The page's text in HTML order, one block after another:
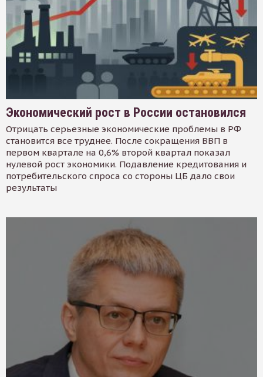
Экономический рост в России остановился
Отрицать серьезные экономические проблемы в РФ
становится все труднее. После сокращения ВВП в
первом квартале на 0,6% второй квартал показал
нулевой рост экономики. Подавление кредитования и
потребительского спроса со стороны ЦБ дало свои
результаты